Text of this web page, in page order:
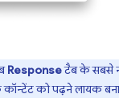
Responseटैब के सबसे
को पढ़ने लायक